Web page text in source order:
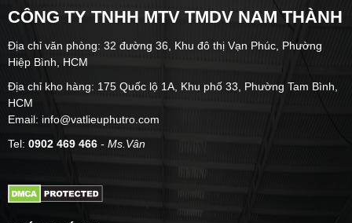
CÔNG TY TNHH MTV TMDV NAM THÀNH
Địa chỉ văn phòng: 32 đường 36, Khu đô thị Vạn Phúc, Phường
Hiệp Bình, HCM
Địa chỉ kho hàng: 175 Quốc lộ 1A, Khu phố 33, Phường Tam Bình,
HCM
Email: info@vatlieuphutro.com
Tel: 0902 469 466 - Ms.Vân